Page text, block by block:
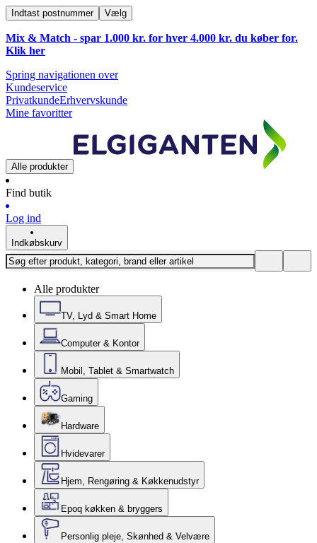
Indtast postnummer Vælg
Mix & Match - spar 1.000 kr. for hver 4.000 kr. du køber for.
Klik her
Spring navigationen over
Kundeservice
PrivatkundeErhvervskunde
Mine favoritter
Alle produkter
Find butik
Log ind
Indkøbskurv
Alle produkter
TV, Lyd & Smart Home
Computer & Kontor
Mobil, Tablet & Smartwatch
Gaming
Hardware
Hvidevarer
Hjem, Rengøring & Køkkenudstyr
Epoq køkken & bryggers
Personlig pleje, Skønhed & Velvære